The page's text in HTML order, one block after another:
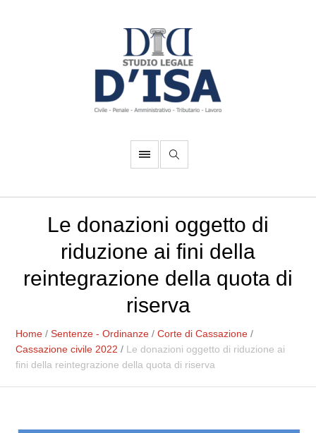
Le donazioni oggetto di
riduzione ai fini della
reintegrazione della quota di
riserva
Home /Sentenze - Ordinanze /Corte di Cassazione /
Cassazione civile 2022 / Le donazioni oggetto di riduzione ai
fini della reintegrazione della quota di riserva